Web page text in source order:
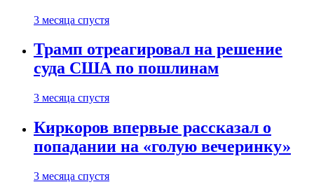
3 месяца спустя
Трамп отреагировал на решение
суда США по пошлинам
3 месяца спустя
Киркоров впервые рассказал о
попадании на «голую вечеринку»
3 месяца спустя